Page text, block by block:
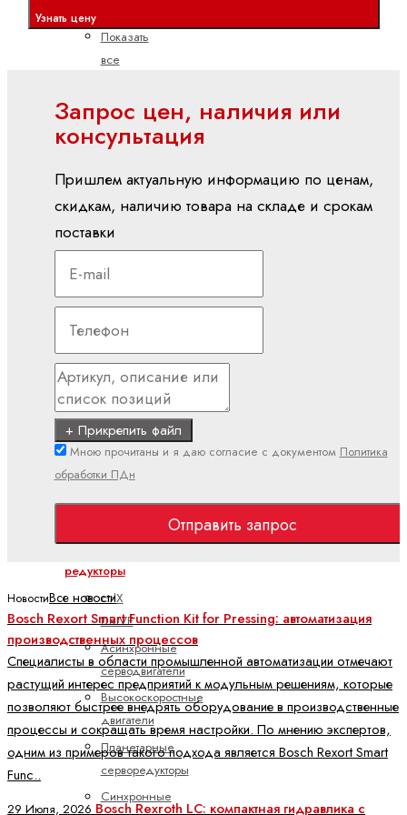
Показать
все
системы
управления
ctrlX
CORE
XM
YM
вх./вых (I/O)
S20
S67E
(IP65/IP67)
Полевая
линия
(IP67)
Двигатели и
редукторы
ctrlX
DRIVE
Асинхронные
серводвигатели
Высокоскоростные
двигатели
Планетарные
серворедукторы
Синхронные
Узнать цену
Запрос цен, наличия или
консультация
Пришлем актуальную информацию по ценам,
скидкам, наличию товара на складе и срокам
поставки
+ Прикрепить файл
Мною прочитаны и я даю согласие с документом Политика
обработки ПДн
Отправить запрос
НовостиВсе новости
Bosch Rexort Smart Function Kit for Pressing: автоматизация
производственных процессов
Специалисты в области промышленной автоматизации отмечают
растущий интерес предприятий к модульным решениям, которые
позволяют быстрее внедрять оборудование в производственные
процессы и сокращать время настройки. По мнению экспертов,
одним из примеров такого подхода является Bosch Rexort Smart
Func..
29 Июля, 2026 Bosch Rexroth LC: компактная гидравлика с